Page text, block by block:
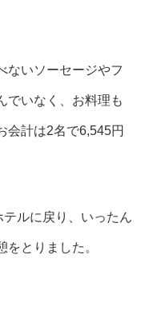
ないソーセージやフ
でいなく、お料理も
会計は2名で6,545円
ルに戻り、いったん
とりました。